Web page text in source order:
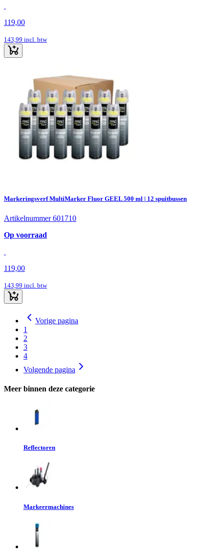
119,00
143,99 incl. btw
Markeringsverf MultiMarker Fluor GEEL 500 ml | 12 spuitbussen
Artikelnummer 601710
Op voorraad
119,00
143,99 incl. btw
Vorige pagina
1
2
3
4
Volgende pagina
Meer binnen deze categorie
Reflectoren
Markeermachines